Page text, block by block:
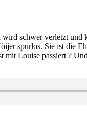
schwer verletzt
spurlos. Sie ist die
Louise passiert ?